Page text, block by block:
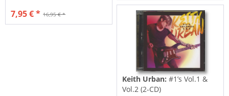
16,95 € *
7,95 € *
Keith Urban: #1’s Vol.1 &
Vol.2 (2-CD)